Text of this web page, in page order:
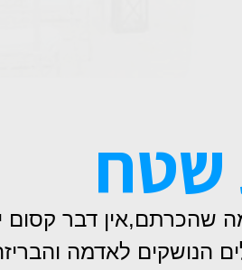
שטח
שהכרתם,אין דבר
הנושקים לאדמה